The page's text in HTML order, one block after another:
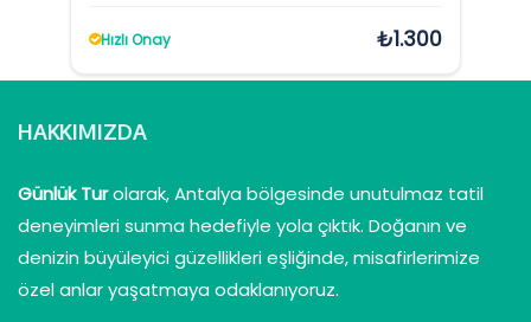
Hızlı Onay ₺1.300
HAKKIMIZDA
Günlük Turolarak, Antalya bölgesinde unutulmaz tatil
deneyimleri sunma hedefiyle yola çıktık. Doğanın ve
denizin büyüleyici güzellikleri eşliğinde, misafirlerimize
özel anlar yaşatmaya odaklanıyoruz.